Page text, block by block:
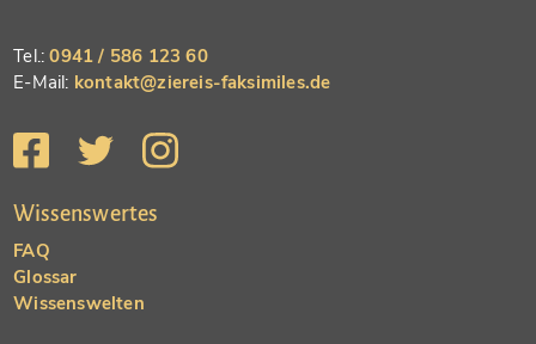
Tel.:0941 / 586 123 60
E-Mail: kontakt@ziereis-faksimiles.de
Wissenswertes
FAQ
Glossar
Wissenswelten